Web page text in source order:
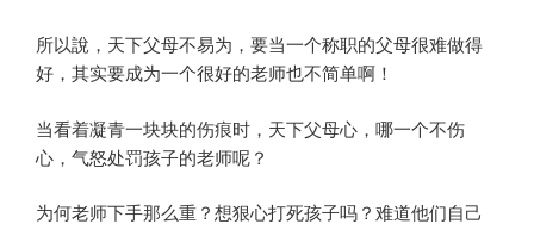
所以說，天下父母不易为，要当一个称职的父母很难做得
好，其实要成为一个很好的老师也不简单啊！
当看着凝青一块块的伤痕时，天下父母心，哪一个不伤
心，气怒处罚孩子的老师呢？
为何老师下手那么重？想狠心打死孩子吗？难道他们自己